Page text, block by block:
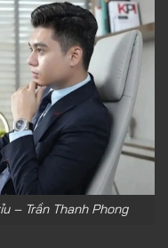
– Trần Thanh Phong